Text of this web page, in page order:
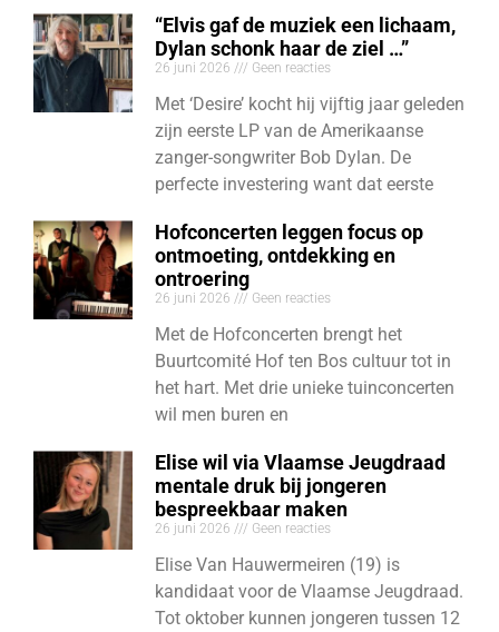
“Elvis gaf de muziek een lichaam,
Dylan schonk haar de ziel …”
26 juni 2026 Geen reacties
Met ‘Desire’ kocht hij vijftig jaar geleden
zijn eerste LP van de Amerikaanse
zanger-songwriter Bob Dylan. De
perfecte investering want dat eerste
Hofconcerten leggen focus op
ontmoeting, ontdekking en
ontroering
26 juni 2026 Geen reacties
Met de Hofconcerten brengt het
Buurtcomité Hof ten Bos cultuur tot in
het hart. Met drie unieke tuinconcerten
wil men buren en
Elise wil via Vlaamse Jeugdraad
mentale druk bij jongeren
bespreekbaar maken
26 juni 2026 Geen reacties
Elise Van Hauwermeiren (19) is
kandidaat voor de Vlaamse Jeugdraad.
Tot oktober kunnen jongeren tussen 12